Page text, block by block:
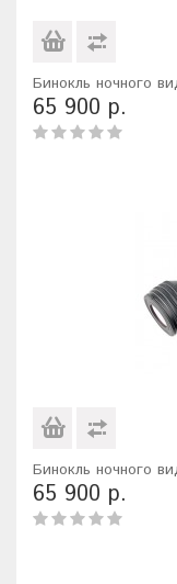
Бинокль ночного
65 900 р.
Бинокль ночного
65 900 р.